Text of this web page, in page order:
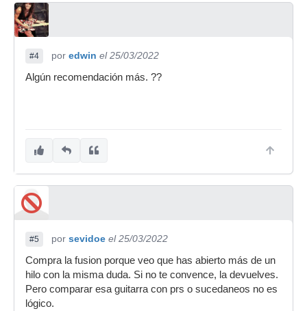
#4 por edwin el 25/03/2022
Algún recomendación más. ??
#5 por sevidoe el 25/03/2022
Compra la fusion porque veo que has abierto más de un
hilo con la misma duda. Si no te convence, la devuelves.
Pero comparar esa guitarra con prs o sucedaneos no es
lógico.